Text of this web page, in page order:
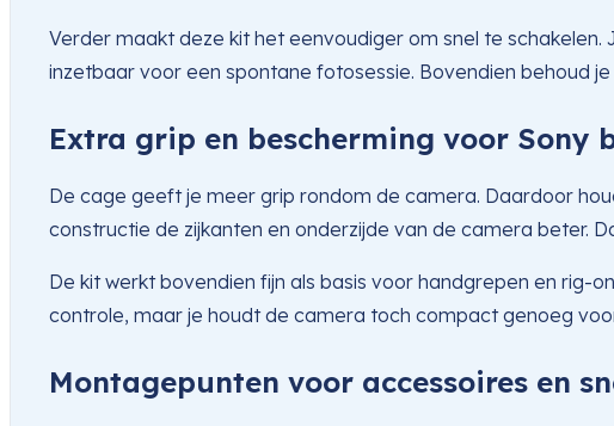
Verder maakt deze kit het eenvoudiger om snel te
inzetbaar voor een spontane fotosessie. Bovendien behoud
Extra grip en bescherming voor Sony
De cage geeft je meer grip rondom de camera. Daardoor
constructie de zijkanten en onderzijde van de camera beter.
De kit werkt bovendien fijn als basis voor handgrepen en rig-
controle, maar je houdt de camera toch compact genoeg
Montagepunten voor accessoires en